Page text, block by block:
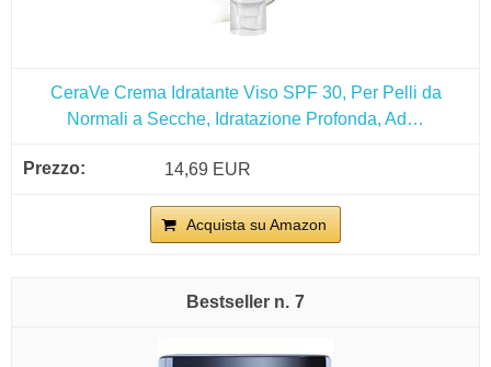
CeraVe Crema Idratante Viso SPF 30, Per Pelli da
Normali a Secche, Idratazione Profonda, Ad…
14,69 EUR
Acquista su Amazon
7